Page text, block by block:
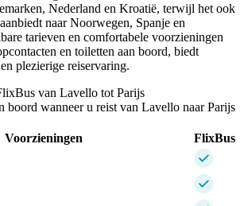
Nederland en Kroatië, terwijl het ook
naar Noorwegen, Spanje en
tarieven en comfortabele voorzieningen
en toiletten aan boord, biedt
plezierige reiservaring.
van Lavello tot Parijs
boord wanneer u reist van Lavello naar Parijs
Voorzieningen
FlixBus